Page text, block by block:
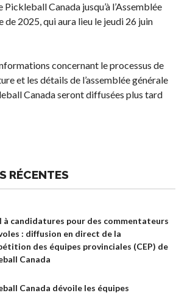
–
Canada jusqu’à l’Assemblée
de 2025, qui aura lieu le jeudi 26 juin
concernant le processus de
et les détails de l’assemblée générale
Canada seront diffusées plus tard
RÉCENTES
à candidatures pour des commentateurs
: diffusion en direct de la
des équipes provinciales (CEP) de
Canada
Canada dévoile les équipes